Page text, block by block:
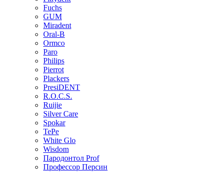
Fuchs
GUM
Miradent
Oral-B
Ormco
Paro
Philips
Pierrot
Plackers
PresiDENT
R.O.C.S.
Ruijie
Silver Care
Spokar
TePe
White Glo
Wisdom
Пародонтол Prof
Профессор Персин